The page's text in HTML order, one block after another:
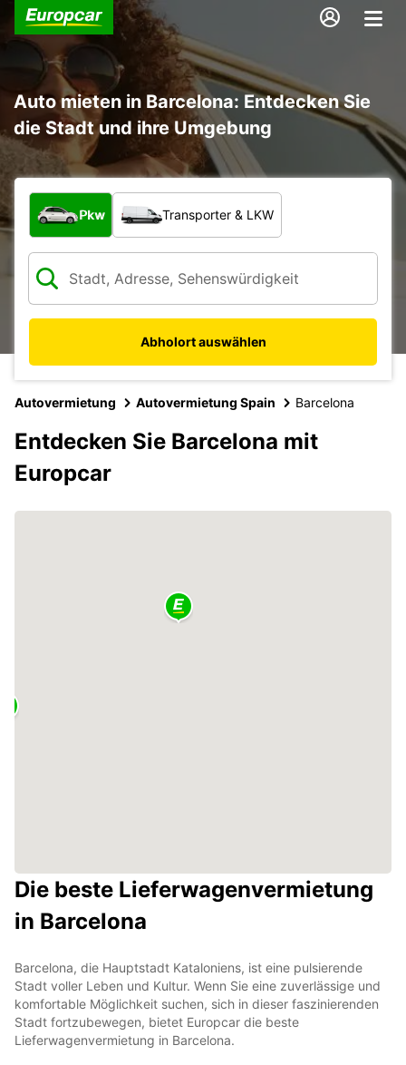
Auto mieten in Barcelona: Entdecken Sie
die Stadt und ihre Umgebung
Welche Art von Fahrzeug?
Pkw Transporter & LKW
Abholort auswählen
Autovermietung Autovermietung Spain Barcelona
Entdecken Sie Barcelona mit
Europcar
Die beste Lieferwagenvermietung
in Barcelona
Barcelona, die Hauptstadt Kataloniens, ist eine pulsierende
Stadt voller Leben und Kultur. Wenn Sie eine zuverlässige und
komfortable Möglichkeit suchen, sich in dieser faszinierenden
Stadt fortzubewegen, bietet Europcar die beste
Lieferwagenvermietung in Barcelona.